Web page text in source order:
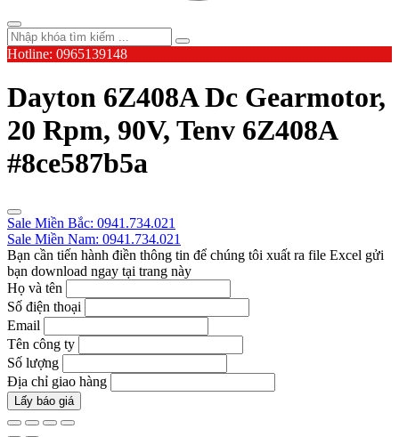
Hotline: 0965139148
Dayton 6Z408A Dc Gearmotor,
20 Rpm, 90V, Tenv 6Z408A
#8ce587b5a
Sale Miền Bắc: 0941.734.021
Sale Miền Nam: 0941.734.021
Bạn cần tiến hành điền thông tin để chúng tôi xuất ra file Excel gửi
bạn download ngay tại trang này
Họ và tên
Số điện thoại
Email
Tên công ty
Số lượng
Địa chỉ giao hàng